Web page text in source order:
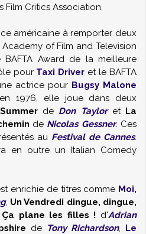
Film Critics Association.
américaine à remporter deux
of Film and Television
Award de la meilleure
pour Taxi Driver et le BAFTA
actrice pour Bugsy Malone
1976, elle joue dans deux
de Don Tayloret La
de Nicolas Gessner. Ces
au Festival de Cannes.
en outre un Italian Comedy
enrichie de titres comme Moi,
, Un Vendredi dingue, dingue,
Ça plane les filles ! d'Adrian
de Tony Richardson, Le